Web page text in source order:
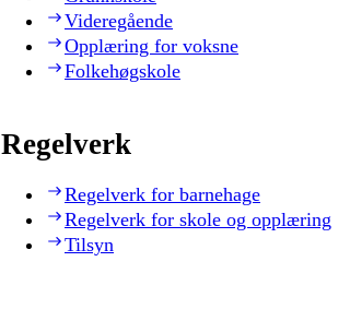
Videregående
Opplæring for voksne
Folkehøgskole
Regelverk
Regelverk for barnehage
Regelverk for skole og opplæring
Tilsyn